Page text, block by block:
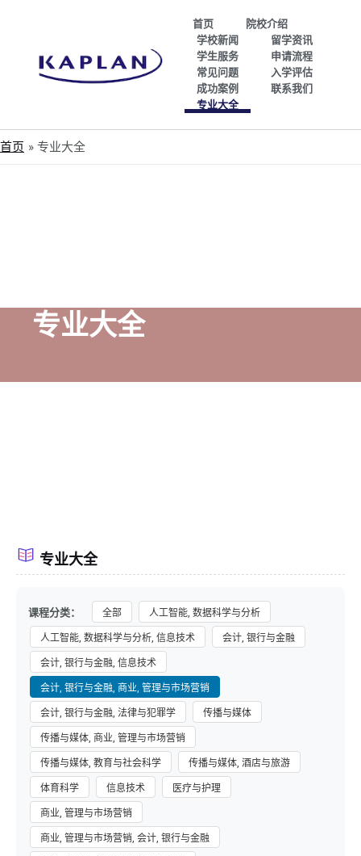
首页
院校介绍
学校新闻
留学资讯
学生服务
申请流程
常见问题
入学评估
成功案例
联系我们
专业大全
首页 专业大全
专业大全
专业大全
课程分类： 全部 人工智能, 数据科学与分析
人工智能, 数据科学与分析, 信息技术 会计, 银行与金融
会计, 银行与金融, 信息技术
会计, 银行与金融, 商业, 管理与市场营销
会计, 银行与金融, 法律与犯罪学 传播与媒体
传播与媒体, 商业, 管理与市场营销
传播与媒体, 教育与社会科学 传播与媒体, 酒店与旅游
体育科学 信息技术 医疗与护理
商业, 管理与市场营销
商业, 管理与市场营销, 会计, 银行与金融